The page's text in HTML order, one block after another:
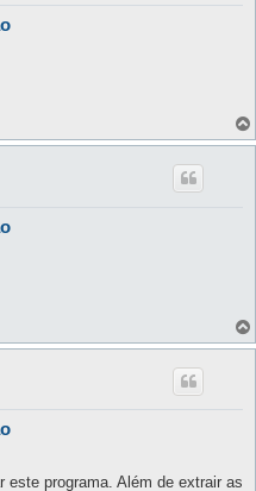
este programa. Além de extrair as